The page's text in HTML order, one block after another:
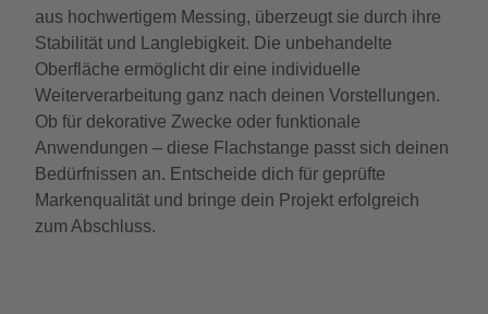
aus hochwertigem Messing, überzeugt sie durch ihre
Stabilität und Langlebigkeit. Die unbehandelte
Oberfläche ermöglicht dir eine individuelle
Weiterverarbeitung ganz nach deinen Vorstellungen.
Ob für dekorative Zwecke oder funktionale
Anwendungen – diese Flachstange passt sich deinen
Bedürfnissen an. Entscheide dich für geprüfte
Markenqualität und bringe dein Projekt erfolgreich
zum Abschluss.